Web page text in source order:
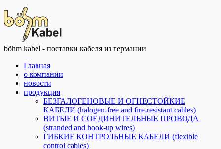
böhm kabel - поставки кабеля из германии
Главная
о компании
новости
продукция
БЕЗГАЛОГЕНОВЫЕ И ОГНЕСТОЙКИЕ
КАБЕЛИ (halogen-free and fire-resistant cables)
ВИТЫЕ И СОЕДИНИТЕЛЬНЫЕ ПРОВОДА
(stranded and hook-up wires)
ГИБКИЕ КОНТРОЛЬНЫЕ КАБЕЛИ (flexible
control cables)